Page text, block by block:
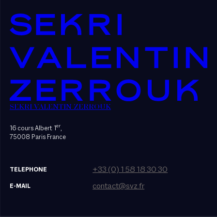
SEKRI VALENTIN ZERROUK
16 cours Albert 1er,
75008 Paris France
TELEPHONE +33 (0) 1 58 18 30 30
E-MAIL contact@svz.fr